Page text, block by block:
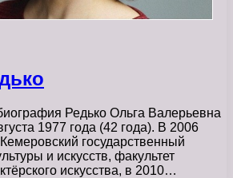
Редько Ольга Валерьевна
1977 года (42 года). В 2006
государственный
и искусств, факультет
искусства, в 2010…